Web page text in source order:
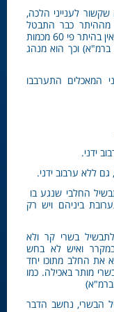
שקשור לענייני הלכה,
ולכן שיערו חכמים שאם האיסור הוא 1/60 מההיתר כבר התבטל
טעם האיסור לחלוטין והתערובת מותרת, ואם אין בהיתר פי 60 מכמות
וכך הוא מנהג
המאכלים התערבבו
ידני.
ללא ערבוב ידני.
החלבי שנגע בו
ביניהם ויש רק
בשרי קר ולא
ואיש לא בחש
את החלב מתוכו יחד
מותר באכילה. כמו
הבשרי, נחשב הדבר